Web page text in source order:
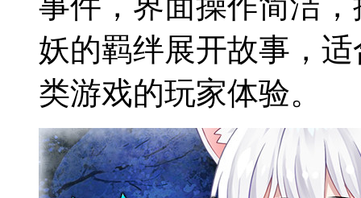
妖的羁绊展开故事，
类游戏的玩家体验。